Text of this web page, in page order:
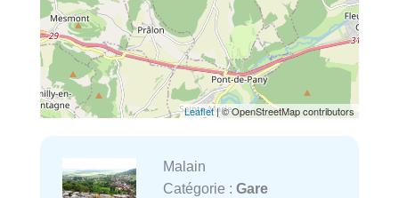
Leaflet| © OpenStreetMap contributors
Malain
Catégorie : Gare